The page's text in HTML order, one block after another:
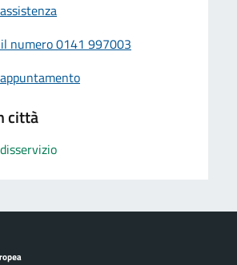
numero 0141 997003
città